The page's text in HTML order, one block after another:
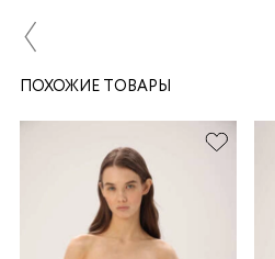
ПОХОЖИЕ ТОВАРЫ